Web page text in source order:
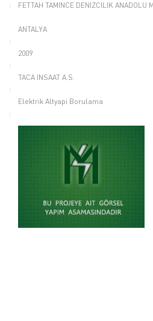
:
:
:
:
:
FETTAH TAMINCE DENIZCILIK ANADOLU
ANTALYA
2009
TACA INSAAT A.S.
Elektrik Altyapi Borulama